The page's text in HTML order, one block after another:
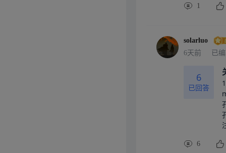
1
solarluo
6天前
已
6
已回答
6